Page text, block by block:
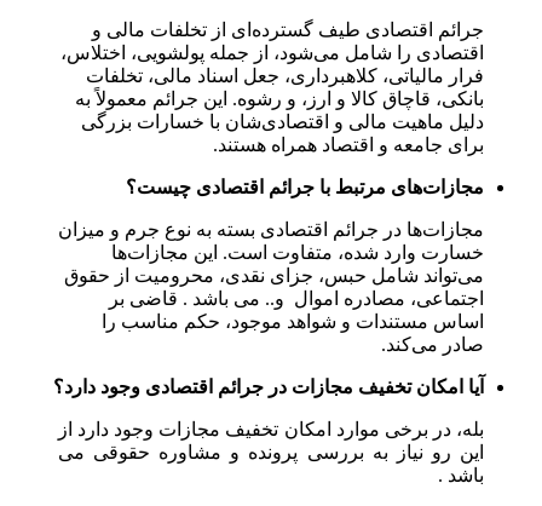
جرائم اقتصادی طیف گسترده‌ای از تخلفات مالی و
اقتصادی را شامل می‌شود، از جمله پولشویی، اختلاس،
فرار مالیاتی، کلاهبرداری، جعل اسناد مالی، تخلفات
بانکی، قاچاق کالا و ارز، و رشوه. این جرائم معمولاً به
دلیل ماهیت مالی و اقتصادی‌شان با خسارات بزرگی
برای جامعه و اقتصاد همراه هستند.
مجازات‌های مرتبط با جرائم اقتصادی چیست؟
مجازات‌ها در جرائم اقتصادی بسته به نوع جرم و میزان
خسارت وارد شده، متفاوت است. این مجازات‌ها
می‌تواند شامل حبس، جزای نقدی، محرومیت از حقوق
اجتماعی، مصادره اموال و.. می باشد . قاضی بر
اساس مستندات و شواهد موجود، حکم مناسب را
صادر می‌کند.
آیا امکان تخفیف مجازات در جرائم اقتصادی وجود دارد؟
بله، در برخی موارد امکان تخفیف مجازات وجود دارد از
این رو نیاز به بررسی پرونده و مشاوره حقوقی می
باشد .